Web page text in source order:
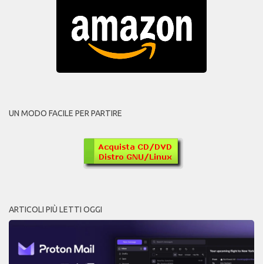
UN MODO FACILE PER PARTIRE
ARTICOLI PIÙ LETTI OGGI